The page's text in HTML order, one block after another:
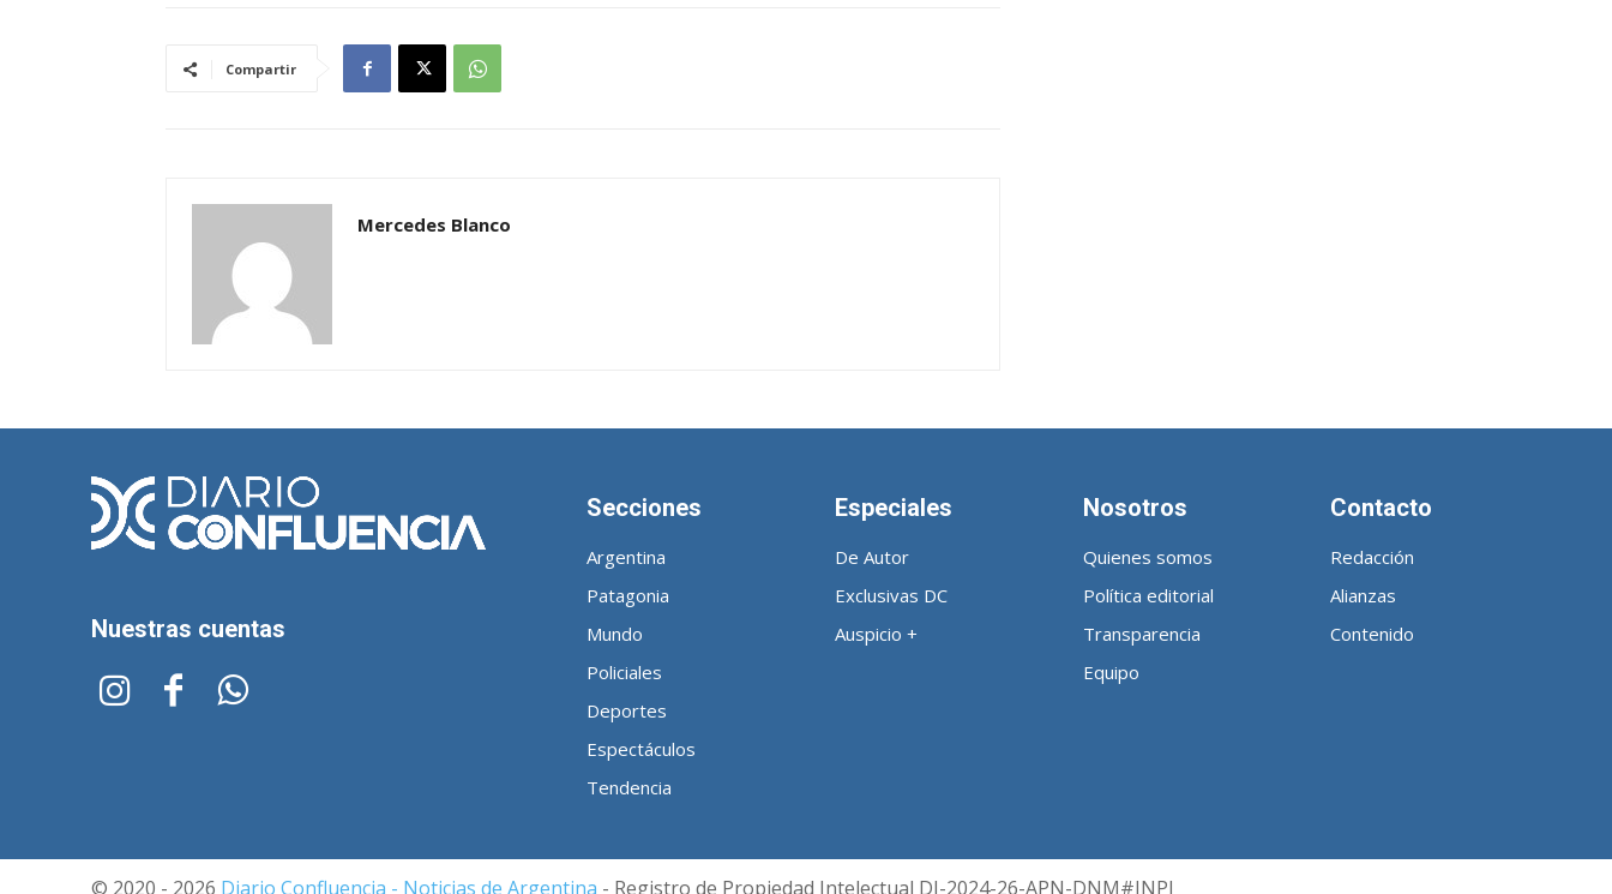
Compartir
Mercedes Blanco
Nuestras cuentas
Secciones
Argentina
Patagonia
Mundo
Policiales
Deportes
Espectáculos
Tendencia
Especiales
De Autor
Exclusivas DC
Auspicio +
Nosotros
Quienes somos
Política editorial
Transparencia
Equipo
Contacto
Redacción
Alianzas
Contenido
© 2020 - 2026 Diario Confluencia - Noticias de Argentina - Registro de Propiedad Intelectual DI-2024-26-APN-DNM#INPI